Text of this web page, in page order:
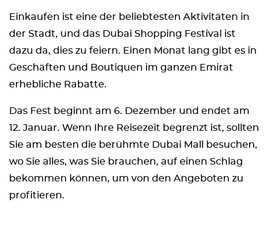
Einkaufen ist eine der beliebtesten Aktivitäten in
der Stadt, und das Dubai Shopping Festival ist
dazu da, dies zu feiern. Einen Monat lang gibt es in
Geschäften und Boutiquen im ganzen Emirat
erhebliche Rabatte.
Das Fest beginnt am 6. Dezember und endet am
12. Januar. Wenn Ihre Reisezeit begrenzt ist, sollten
Sie am besten die berühmte Dubai Mall besuchen,
wo Sie alles, was Sie brauchen, auf einen Schlag
bekommen können, um von den Angeboten zu
profitieren.